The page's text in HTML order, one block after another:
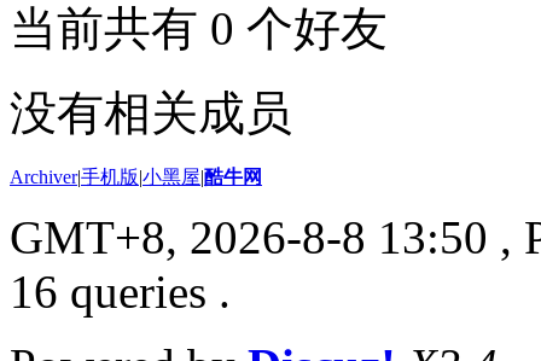
当前共有 0 个好友
没有相关成员
Archiver|手机版|小黑屋|酷牛网
GMT+8, 2026-8-8 13:50 ,
16 queries .